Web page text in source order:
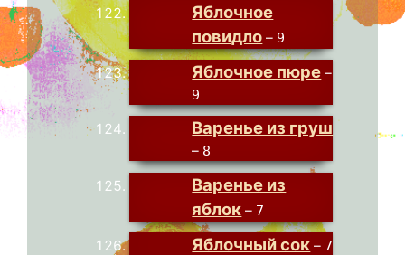
Яблочное
повидло – 9
Яблочное пюре –
9
Варенье из груш
– 8
Варенье из
яблок – 7
Яблочный сок – 7